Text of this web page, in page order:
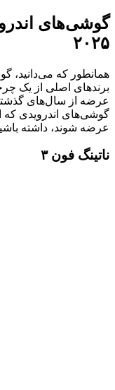
گوشی‌های
۲۰۲۵
همانطور که می‌دانید،
برندهای اصلی از یک
عرضه از سال‌های گذشته
گوشی‌های اندرویدی که
عرضه شوند، داشته
ناتینگ فون ۳